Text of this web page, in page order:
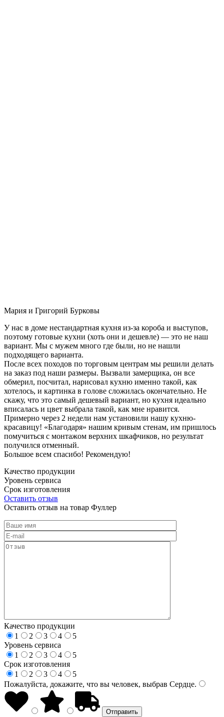
Мария и Григорий Бурковы
У нас в доме нестандартная кухня из-за короба и выступов,
поэтому готовые кухни (хоть они и дешевле) — это не наш
вариант. Мы с мужем много где были, но не нашли
подходящего варианта.
После всех походов по торговым центрам мы решили делать
на заказ под наши размеры. Вызвали замерщика, он все
обмерил, посчитал, нарисовал кухню именно такой, как
хотелось, и картинка в голове сложилась окончательно. Не
скажу, что это самый дешевый вариант, но кухня идеально
вписалась и цвет выбрала такой, как мне нравится.
Примерно через 2 недели нам установили нашу кухню-
красавицу! «Благодаря» нашим кривым стенам, им пришлось
помучиться с монтажом верхних шкафчиков, но результат
получился отменный.
Большое всем спасибо! Рекомендую!
Качество продукции
Уровень сервиса
Срок изготовления
Оставить отзыв
Оставить отзыв на товар Фуллер
Качество продукции
1
2 3 4
5
Уровень сервиса
1
2 3 4
5
Срок изготовления
1
2 3 4
5
Пожалуйста, докажите, что вы человек, выбрав Сердце.